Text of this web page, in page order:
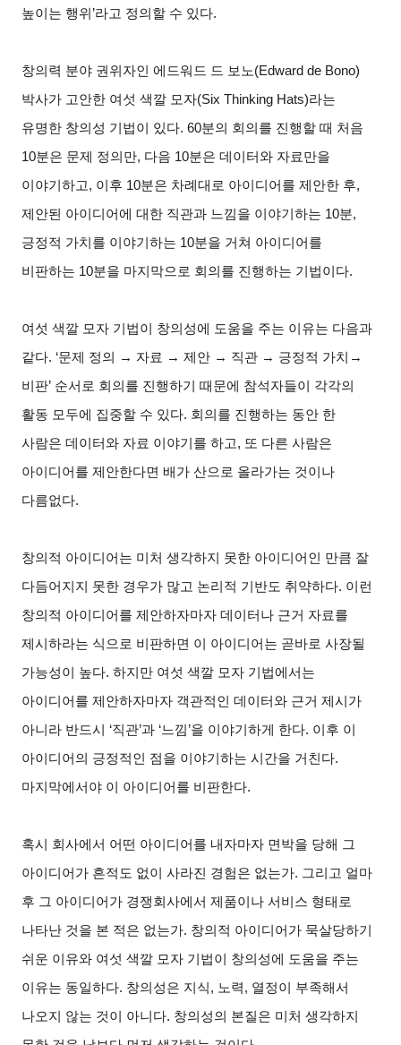
높이는 행위’라고 정의할 수 있다.
창의력 분야 권위자인 에드워드 드 보노(Edward de Bono)
박사가 고안한 여섯 색깔 모자(Six Thinking Hats)라는
유명한 창의성 기법이 있다. 60분의 회의를 진행할 때 처음
10분은 문제 정의만, 다음 10분은 데이터와 자료만을
이야기하고, 이후 10분은 차례대로 아이디어를 제안한 후,
제안된 아이디어에 대한 직관과 느낌을 이야기하는 10분,
긍정적 가치를 이야기하는 10분을 거쳐 아이디어를
비판하는 10분을 마지막으로 회의를 진행하는 기법이다.
여섯 색깔 모자 기법이 창의성에 도움을 주는 이유는 다음과
같다. ‘문제 정의 → 자료 → 제안 → 직관 → 긍정적 가치→
비판’ 순서로 회의를 진행하기 때문에 참석자들이 각각의
활동 모두에 집중할 수 있다. 회의를 진행하는 동안 한
사람은 데이터와 자료 이야기를 하고, 또 다른 사람은
아이디어를 제안한다면 배가 산으로 올라가는 것이나
다름없다.
창의적 아이디어는 미처 생각하지 못한 아이디어인 만큼 잘
다듬어지지 못한 경우가 많고 논리적 기반도 취약하다. 이런
창의적 아이디어를 제안하자마자 데이터나 근거 자료를
제시하라는 식으로 비판하면 이 아이디어는 곧바로 사장될
가능성이 높다. 하지만 여섯 색깔 모자 기법에서는
아이디어를 제안하자마자 객관적인 데이터와 근거 제시가
아니라 반드시 ‘직관’과 ‘느낌’을 이야기하게 한다. 이후 이
아이디어의 긍정적인 점을 이야기하는 시간을 거친다.
마지막에서야 이 아이디어를 비판한다.
혹시 회사에서 어떤 아이디어를 내자마자 면박을 당해 그
아이디어가 흔적도 없이 사라진 경험은 없는가. 그리고 얼마
후 그 아이디어가 경쟁회사에서 제품이나 서비스 형태로
나타난 것을 본 적은 없는가. 창의적 아이디어가 묵살당하기
쉬운 이유와 여섯 색깔 모자 기법이 창의성에 도움을 주는
이유는 동일하다. 창의성은 지식, 노력, 열정이 부족해서
나오지 않는 것이 아니다. 창의성의 본질은 미처 생각하지